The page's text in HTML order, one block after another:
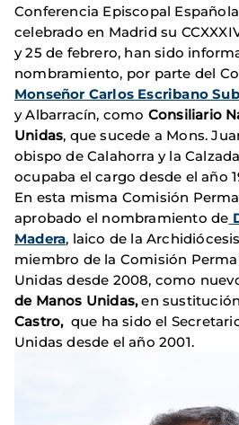
Conferencia Episcopal
celebrado en Madrid su
y 25 de febrero, han sido
nombramiento, por parte del
Monseñor Carlos Escribano
y Albarracín, como Consiliario
Unidas, que sucede a Mons.
obispo de Calahorra y la
ocupaba el cargo desde el año
En esta misma Comisión
aprobado el nombramiento de
Madera, laico de la
miembro de la Comisión
Unidas desde 2008, como
de Manos Unidas,en
Castro, que ha sido el
Unidas desde el año 2001.